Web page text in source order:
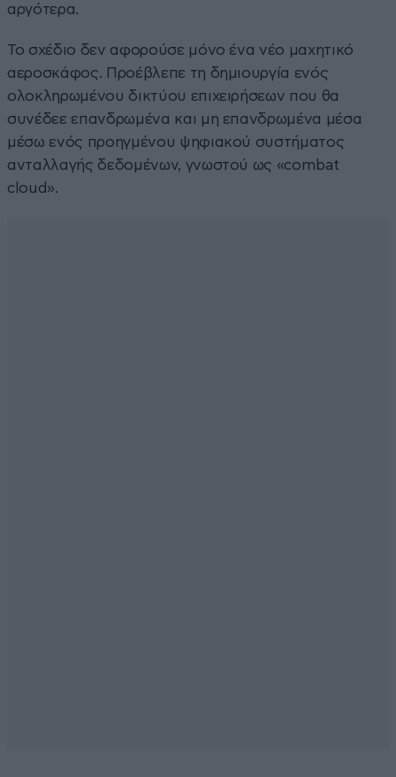
αργότερα.
Το σχέδιο δεν αφορούσε μόνο ένα νέο μαχητικό
αεροσκάφος. Προέβλεπε τη δημιουργία ενός
ολοκληρωμένου δικτύου επιχειρήσεων που θα
συνέδεε επανδρωμένα και μη επανδρωμένα μέσα
μέσω ενός προηγμένου ψηφιακού συστήματος
ανταλλαγής δεδομένων, γνωστού ως «combat
cloud».